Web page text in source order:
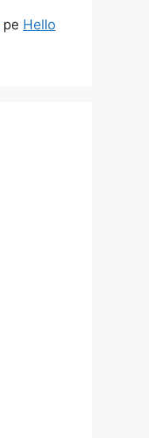
pe Hello